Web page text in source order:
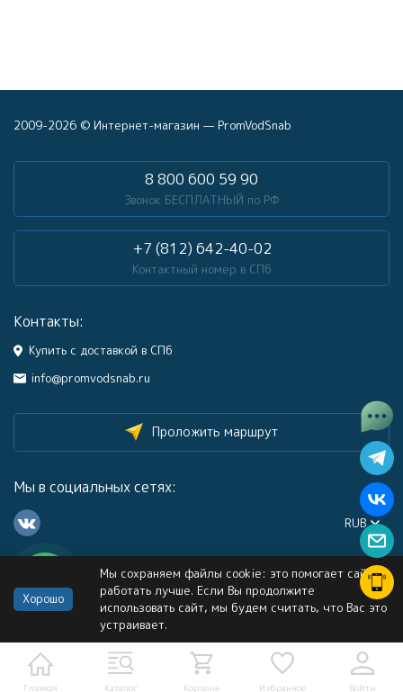
Главная Каталог Корзина Избранное Войти
2009-2026 © Интернет-магазин — PromVodSnab
8 800 600 59 90
Звонок БЕСПЛАТНЫЙ по РФ
+7 (812) 642-40-02
Контактный номер в СПб
Контакты:
Купить с доставкой в СПб
info@promvodsnab.ru
Проложить маршрут
Мы в социальных сетях:
RUB
Каталог
Услуги
Хорошо
Мы сохраняем файлы cookie: это помогает сайту
работать лучше. Если Вы продолжите
использовать сайт, мы будем считать, что Вас это
устраивает.